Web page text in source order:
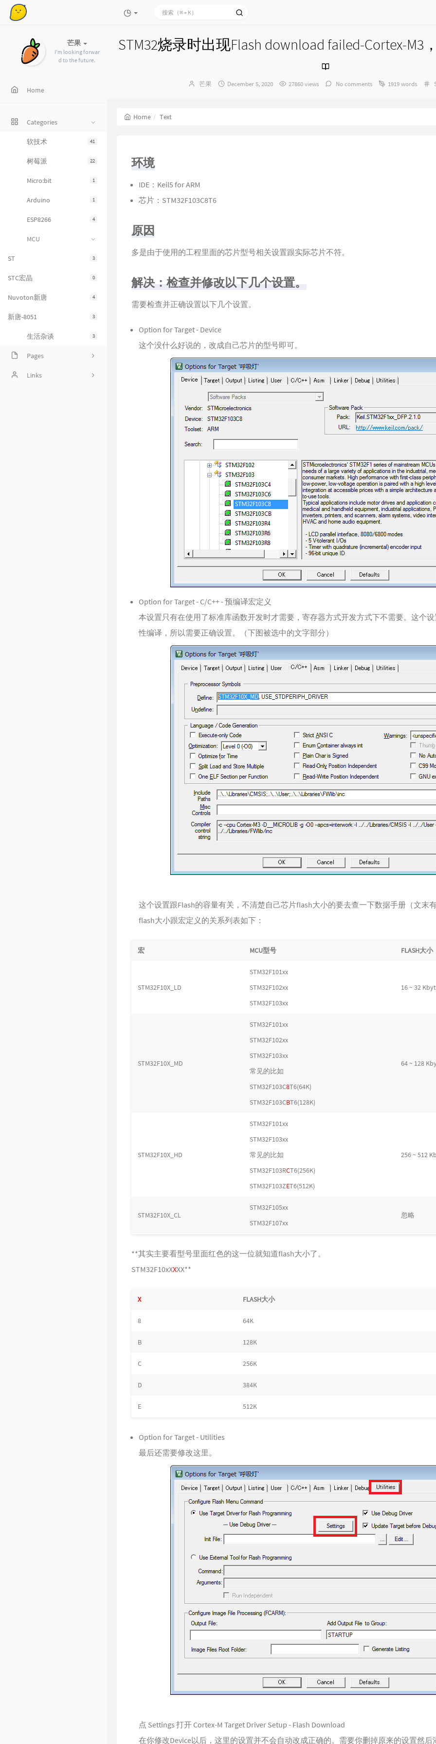
芒果
I'm looking forwar
d to the future.
Home
Categories
41
软技术
22
树莓派
1
Micro:bit
1
Arduino
4
ESP8266
MCU
3
ST
0
STC宏晶
4
Nuvoton新唐
3
新唐-8051
3
生活杂谈
Pages
Handsome Helper | Handso
Links
STM32烧录时出现Flash download failed-Cortex-M3
Author：
芒果
发
December 5, 2020 27860 views No comments 1919 words
Home Text
环境
IDE：Keil5 for ARM
芯片：STM32F103C8T6
原因
多是由于使用的工程里面的芯片型号相关设置跟实际芯片不符。
解决：检查并修改以下几个设置。
需要检查并正确设置以下几个设置。
Option for Target - Device
这个没什么好说的，改成自己芯片的型号即可。
Option for Target - C/C++ - 预编译宏定义
本设置只有在使用了标准库函数开发时才需要，寄存器方式开发方式下不需要。这个
性编译，所以需要正确设置。（下图被选中的文字部分）
这个设置跟Flash的容量有关，不清楚自己芯片flash大小的要去查一下数据手册（文末
flash大小跟宏定义的关系列表如下：
宏 MCU型号 FLASH大小
STM32F10X_LD
STM32F101xx
STM32F102xx
STM32F103xx
16 ~ 32
STM32F10X_MD
STM32F101xx
STM32F102xx
STM32F103xx
常见的比如
STM32F103C8T6(64K)
STM32F103CBT6(128K)
64 ~ 128
STM32F10X_HD
STM32F101xx
STM32F103xx
常见的比如
STM32F103RCT6(256K)
STM32F103ZET6(512K)
256 ~ 512
STM32F10X_CL
STM32F105xx
STM32F107xx
忽略
**其实主要看型号里面红色的这一位就知道flash大小了。
STM32F10xXXXX**
X FLASH大小
8 64K
B 128K
C 256K
D 384K
E 512K
Option for Target - Utilities
最后还需要修改这里。
点 Settings 打开 Cortex-M Target Driver Setup - Flash Download
在你修改Device以后，这里的设置并不会自动改成正确的。需要你删掉原来的设置然后